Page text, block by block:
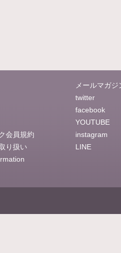
会員規約
り扱い
メールマガジ
twitter
facebook
YOUTUBE
instagram
LINE